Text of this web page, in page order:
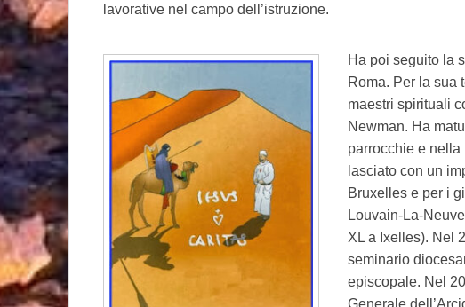
lavorative nel campo dell’istruzione.
Ha poi seguito la
Roma. Per la sua
maestri spirituali
Newman. Ha
parrocchie e
lasciato con un
Bruxelles e per i
Louvain-La-
XL a Ixelles). Nel
seminario
episcopale. Nel
Generale